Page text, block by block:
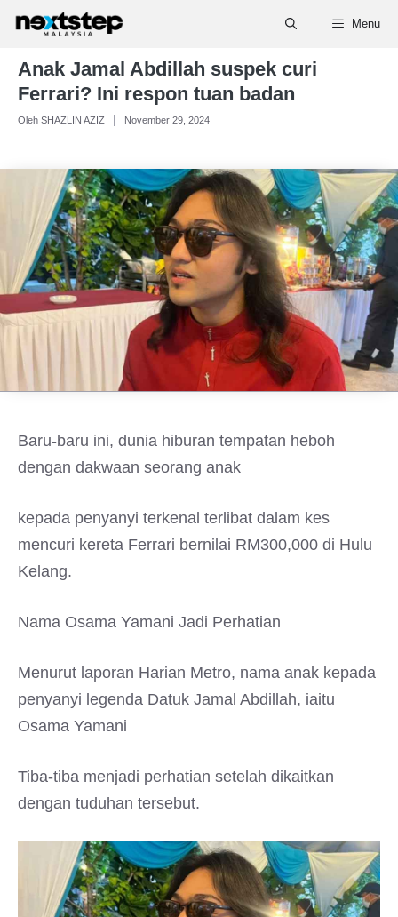
Skip
content
Menu
Anak Jamal Abdillah suspek curi
Ferrari? Ini respon tuan badan
Oleh SHAZLIN AZIZ November 29, 2024
Baru-baru ini, dunia hiburan tempatan heboh
dengan dakwaan seorang anak
kepada penyanyi terkenal terlibat dalam kes
mencuri kereta Ferrari bernilai RM300,000 di Hulu
Kelang.
Nama Osama Yamani Jadi Perhatian
Menurut laporan Harian Metro, nama anak kepada
penyanyi legenda Datuk Jamal Abdillah, iaitu
Osama Yamani
Tiba-tiba menjadi perhatian setelah dikaitkan
dengan tuduhan tersebut.